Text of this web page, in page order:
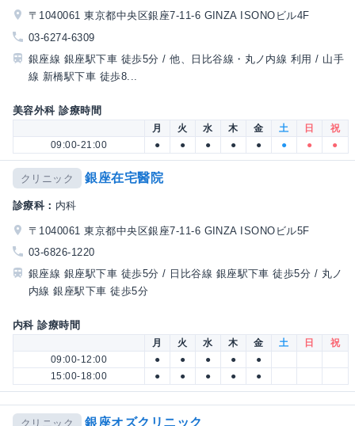
〒1040061 東京都中央区銀座7-11-6 GINZA ISONOビル4F
03-6274-6309
銀座線 銀座駅下車 徒歩5分 / 他、日比谷線・丸ノ内線 利用 / 山手
線 新橋駅下車 徒歩8...
美容外科 診療時間
月 火 水 木 金 土 日
祝
09:00-21:00
● ● ● ● ● ● ● ●
クリニック 銀座在宅醫院
診療科： 内科
〒1040061 東京都中央区銀座7-11-6 GINZA ISONOビル5F
03-6826-1220
銀座線 銀座駅下車 徒歩5分 / 日比谷線 銀座駅下車 徒歩5分 / 丸ノ
内線 銀座駅下車 徒歩5分
内科 診療時間
月 火 水 木 金 土 日
祝
09:00-12:00
● ● ● ●
●
15:00-18:00
● ● ● ● ●
クリニック 銀座オズクリニック